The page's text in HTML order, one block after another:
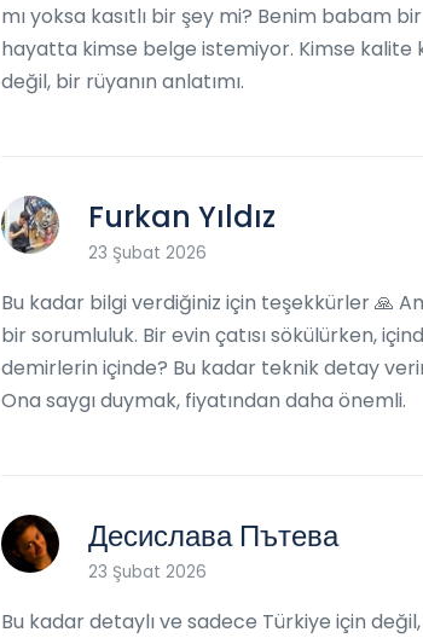
mı yoksa kasıtlı bir şey mi? Benim babam
hayatta kimse belge istemiyor. Kimse kalite
değil, bir rüyanın anlatımı.
Furkan Yıldız
23 Şubat 2026
Bu kadar bilgi verdiğiniz için teşekkürler 🙏
bir sorumluluk. Bir evin çatısı sökülürken,
demirlerin içinde? Bu kadar teknik detay
Ona saygı duymak, fiyatından daha önemli.
Десислава Пътева
23 Şubat 2026
Bu kadar detaylı ve sadece Türkiye için